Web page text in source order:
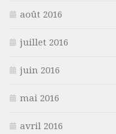
août 2016
juillet 2016
juin 2016
mai 2016
avril 2016